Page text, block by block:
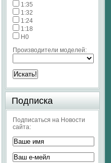
1:35
1:32
1:24
1:18
H0
Производители моделей:
Подписка
Подписаться на Новости
сайта: